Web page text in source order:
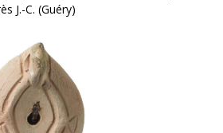
J.-C. (Guéry)